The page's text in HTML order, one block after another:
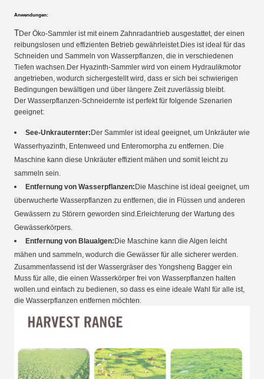
Anwendungen:
TDer Öko-Sammler ist mit einem Zahnradantrieb ausgestattet, der einen
reibungslosen und effizienten Betrieb gewährleistet.Dies ist ideal für das
Schneiden und Sammeln von Wasserpflanzen, die in verschiedenen
Tiefen wachsen.Der Hyazinth-Sammler wird von einem Hydraulikmotor
angetrieben, wodurch sichergestellt wird, dass er sich bei schwierigen
Bedingungen bewältigen und über längere Zeit zuverlässig bleibt.
Der Wasserpflanzen-Schneidernte ist perfekt für folgende Szenarien
geeignet:
See-Unkrauternter: Der Sammler ist ideal geeignet, um Unkräuter wie
Wasserhyazinth, Entenweed und Enteromorpha zu entfernen. Die
Maschine kann diese Unkräuter effizient mähen und somit leicht zu
sammeln sein.
Entfernung von Wasserpflanzen: Die Maschine ist ideal geeignet, um
überwucherte Wasserpflanzen zu entfernen, die in Flüssen und anderen
Gewässern zu Störern geworden sind.Erleichterung der Wartung des
Gewässerkörpers.
Entfernung von Blaualgen: Die Maschine kann die Algen leicht
mähen und sammeln, wodurch die Gewässer für alle sicherer werden.
Zusammenfassend ist der Wassergräser des Yongsheng Bagger ein
Muss für alle, die einen Wasserkörper frei von Wasserpflanzen halten
wollen.und einfach zu bedienen, so dass es eine ideale Wahl für alle ist,
die Wasserpflanzen entfernen möchten.